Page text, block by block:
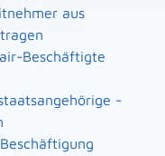
aus
Beschäftigte
-